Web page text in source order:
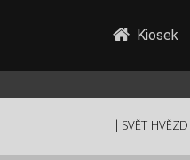
SVĚT HVĚZD
Kiosek